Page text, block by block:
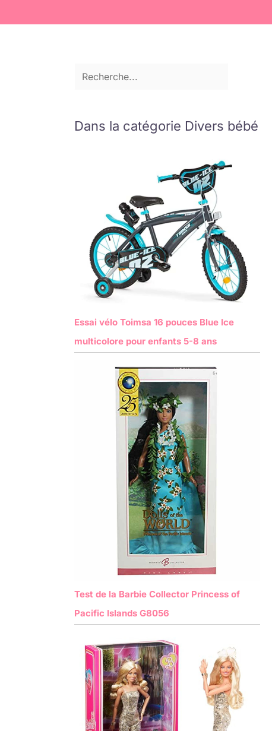
Dans la catégorie Divers bébé
Essai vélo Toimsa 16 pouces Blue Ice
multicolore pour enfants 5-8 ans
Test de la Barbie Collector Princess of
Pacific Islands G8056